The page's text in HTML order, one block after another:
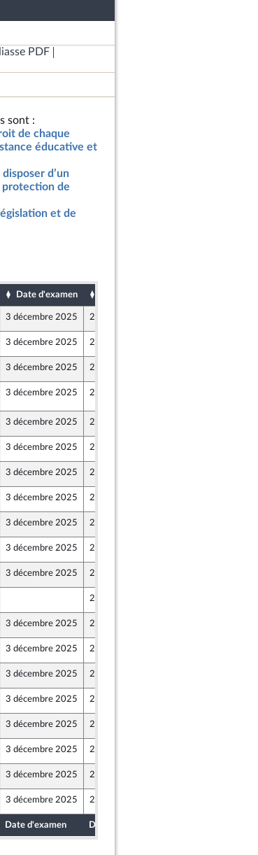
PDF
sont :
de chaque
éducative et
d’un
protection de
et de
Date d'examen
3 décembre 2025 28 novembre 2025
3 décembre 2025 28 novembre 2025
3 décembre 2025 2 décembre 2025
3 décembre 2025 2 décembre 2025
3 décembre 2025 29 novembre 2025
3 décembre 2025 29 novembre 2025
3 décembre 2025 29 novembre 2025
3 décembre 2025 29 novembre 2025
3 décembre 2025 28 novembre 2025
3 décembre 2025 29 novembre 2025
3 décembre 2025 29 novembre 2025
28 novembre 2025
3 décembre 2025 28 novembre 2025
3 décembre 2025 29 novembre 2025
3 décembre 2025 2 décembre 2025
3 décembre 2025 29 novembre 2025
3 décembre 2025 29 novembre 2025
3 décembre 2025 29 novembre 2025
3 décembre 2025 29 novembre 2025
3 décembre 2025 29 novembre 2025
Date d'examen Date de dépôt